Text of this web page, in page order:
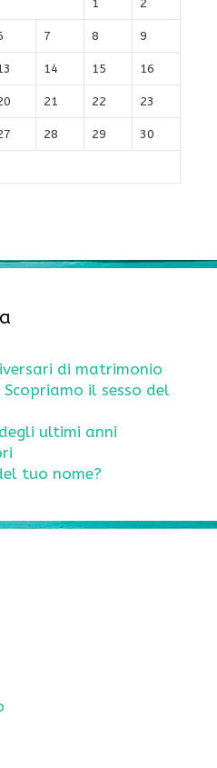
1 2
7 8 9
14 15 16
21 22 23
28 29 30
di matrimonio
il sesso del
ultimi anni
tuo nome?